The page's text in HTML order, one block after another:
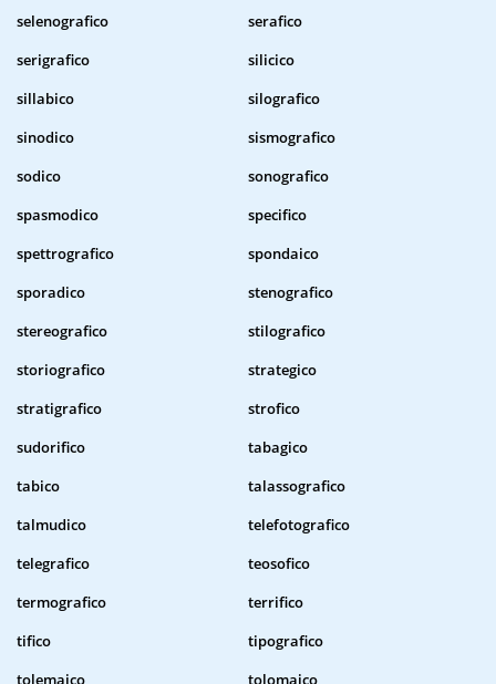
selenografico
serafico
serigrafico
silicico
sillabico
silografico
sinodico
sismografico
sodico
sonografico
spasmodico
specifico
spettrografico
spondaico
sporadico
stenografico
stereografico
stilografico
storiografico
strategico
stratigrafico
strofico
sudorifico
tabagico
tabico
talassografico
talmudico
telefotografico
telegrafico
teosofico
termografico
terrifico
tifico
tipografico
tolemaico
tolomaico